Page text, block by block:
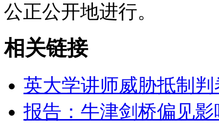
公正公开地进行。
相关链接
英大学讲师威胁抵制
报告：牛津剑桥偏见